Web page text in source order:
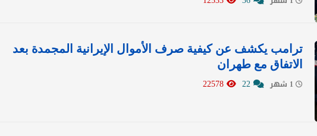
ترامب يكشف عن كيفية صرف الأموال الإيرانية المجمدة بعد
الاتفاق مع طهران